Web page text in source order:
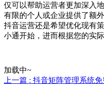
仅可以帮助运营者更加深入
有限的个人或企业提供了额
抖音运营还是希望优化现有
小通开始，进而根据您的实
加载中~
上一篇 : 抖音矩阵管理系统免